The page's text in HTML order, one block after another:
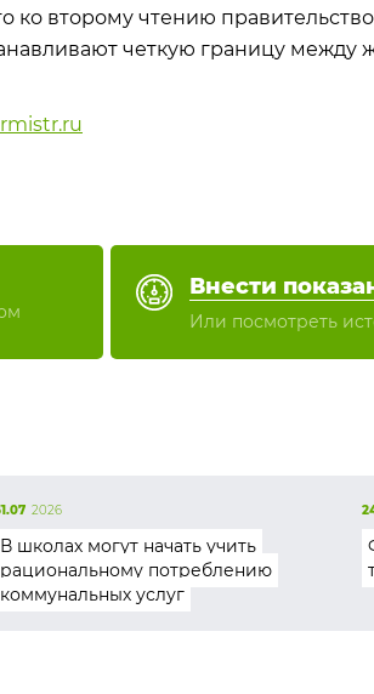
ко второму чтению
четкую границу
Внести
Или посмотреть
2026
В школах могут начать учить
рациональному потреблению
коммунальных услуг